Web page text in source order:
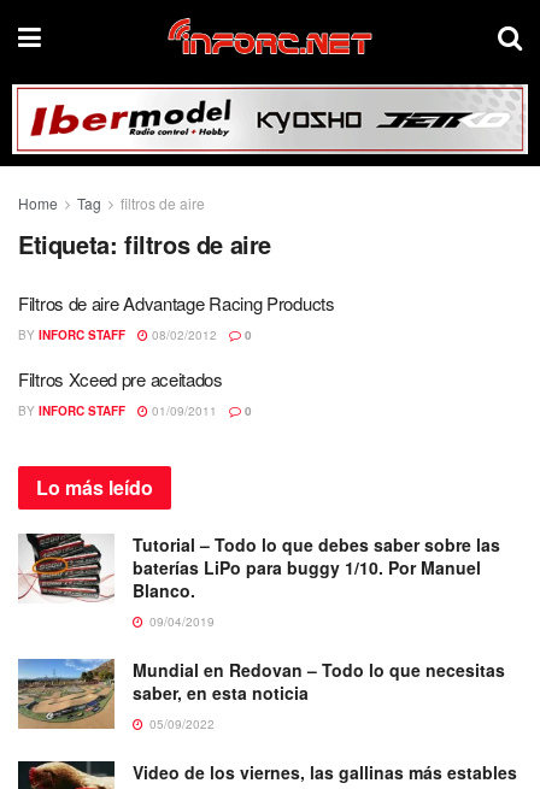
Home Tag filtros de aire
Etiqueta: filtros de aire
Filtros de aire Advantage Racing Products
BY INFORC STAFF 08/02/2012 0
Filtros Xceed pre aceitados
BY INFORC STAFF 01/09/2011 0
Lo más leído
Tutorial – Todo lo que debes saber sobre las
baterías LiPo para buggy 1/10. Por Manuel
Blanco.
09/04/2019
Mundial en Redovan – Todo lo que necesitas
saber, en esta noticia
05/09/2022
Video de los viernes, las gallinas más estables